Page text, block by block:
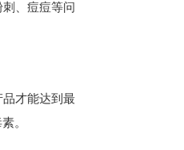
、痘痘等问
才能达到最
。